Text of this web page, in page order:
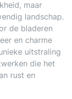
maar
landschap.
de bladeren
en charme
uitstraling
die het
rust en